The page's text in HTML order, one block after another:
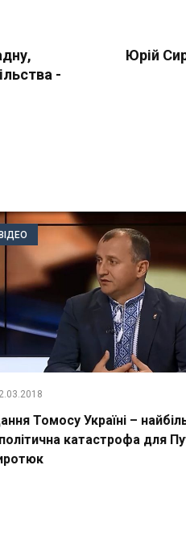
-
Юрій
ВІДЕО
Томосу Україні –
катастрофа для